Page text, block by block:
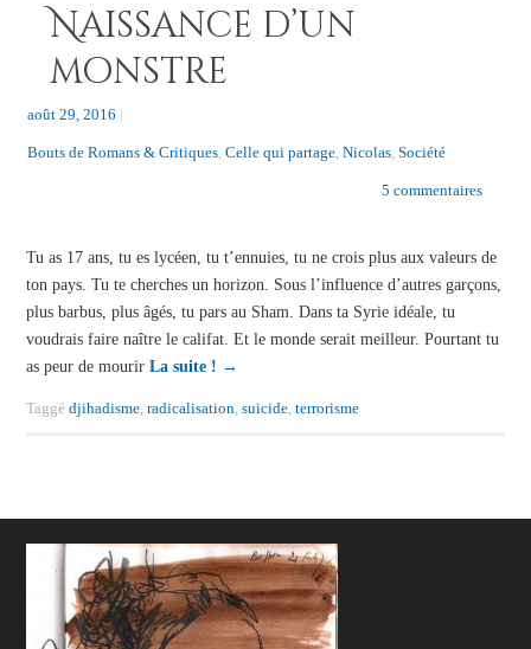
Naissance d’un
monstre
août 29, 2016 |
Bouts de Romans & Critiques, Celle qui partage, Nicolas, Société
5 commentaires
Tu as 17 ans, tu es lycéen, tu t’ennuies, tu ne crois plus aux valeurs de
ton pays. Tu te cherches un horizon. Sous l’influence d’autres garçons,
plus barbus, plus âgés, tu pars au Sham. Dans ta Syrie idéale, tu
voudrais faire naître le califat. Et le monde serait meilleur. Pourtant tu
as peur de mourir La suite ! →
Taggé djihadisme, radicalisation, suicide, terrorisme